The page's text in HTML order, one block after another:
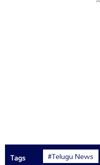
Tags #Telugu News